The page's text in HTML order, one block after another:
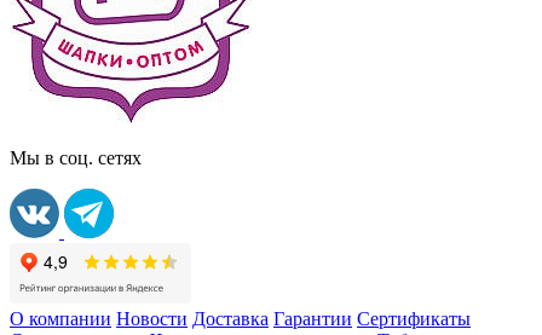
Мы в соц. сетях
О компании Новости Доставка Гарантии Сертификаты